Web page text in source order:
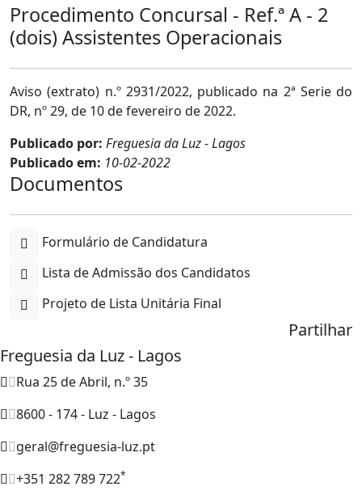
Procedimento Concursal - Ref.ª A - 2
(dois) Assistentes Operacionais
Aviso (extrato) n.º 2931/2022, publicado na 2ª Serie do
DR, nº 29, de 10 de fevereiro de 2022.
Publicado por: Freguesia da Luz - Lagos
Publicado em: 10-02-2022
Documentos
Formulário de Candidatura
Lista de Admissão dos Candidatos
Projeto de Lista Unitária Final
Partilhar
Freguesia da Luz - Lagos
Rua 25 de Abril, n.º 35
8600 - 174 - Luz - Lagos
geral@freguesia-luz.pt
+351 282 789 722*